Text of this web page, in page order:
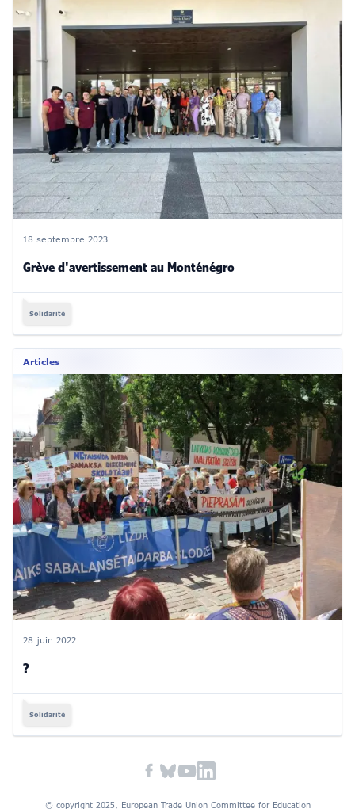
18 septembre 2023
Grève d'avertissement au Monténégro
Solidarité
Articles
28 juin 2022
?
Solidarité
© copyright 2025, European Trade Union Committee for Education